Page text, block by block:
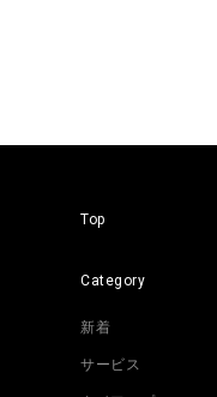
Top
Category
新着
サービス